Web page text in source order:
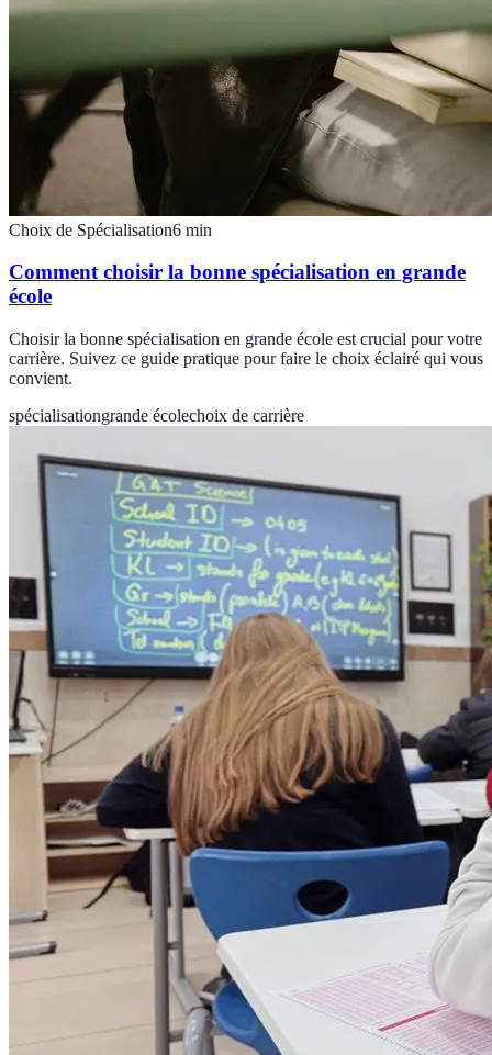
Choix de Spécialisation6 min
Comment choisir la bonne spécialisation en grande
école
Choisir la bonne spécialisation en grande école est crucial pour votre
carrière. Suivez ce guide pratique pour faire le choix éclairé qui vous
convient.
spécialisationgrande écolechoix de carrière